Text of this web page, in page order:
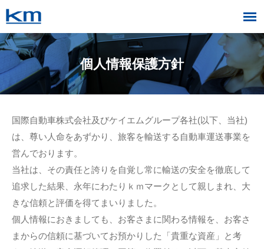
個人情報保護方針
国際自動車株式会社及びケイエムグループ各社(以下、当社)
は、尊い人命をあずかり、旅客を輸送する自動車運送事業を
営んでおります。
当社は、その責任と誇りを自覚し常に輸送の安全を徹底して
追求した結果、永年にわたりｋｍマークとして親しまれ、大
きな信頼と評価を得てまいりました。
個人情報におきましても、お客さまに関わる情報を、お客さ
まからの信頼に基づいてお預かりした「貴重な資産」と考